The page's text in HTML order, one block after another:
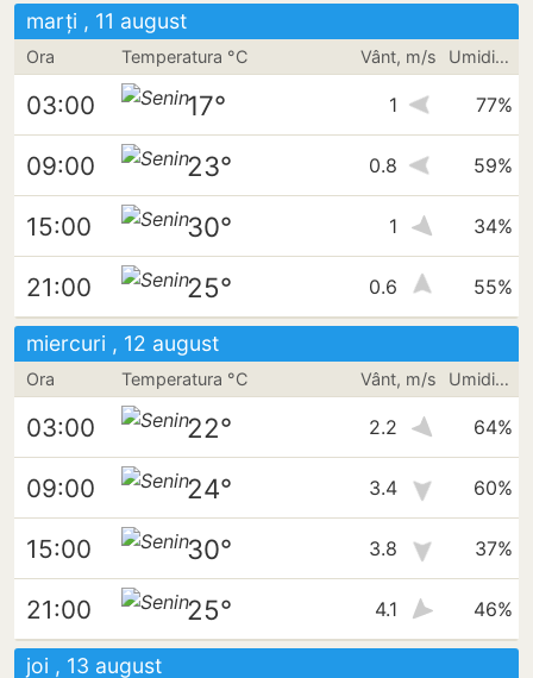
marți , 11 august
Ora Temperatura °C Vânt, m/s Umiditate
03:00 17° 1 77%
09:00 23° 0.8 59%
15:00 30° 1 34%
21:00 25° 0.6 55%
miercuri , 12 august
Ora Temperatura °C Vânt, m/s Umiditate
03:00 22° 2.2 64%
09:00 24° 3.4 60%
15:00 30° 3.8 37%
21:00 25° 4.1 46%
joi , 13 august